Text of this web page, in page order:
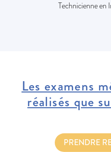
Technicienne en
Les examens
réalisés que
PRENDRE